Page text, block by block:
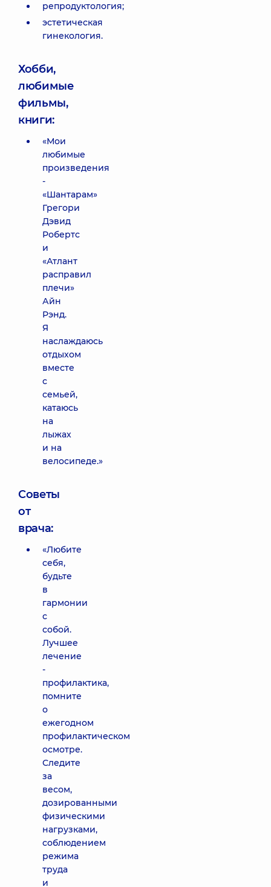
репродуктология;
эстетическая
гинекология.
Хобби,
любимые
фильмы,
книги:
«Мои
любимые
произведения
-
«Шантарам»
Грегори
Дэвид
Робертс
и
«Атлант
расправил
плечи»
Айн
Рэнд.
Я
наслаждаюсь
отдыхом
вместе
с
семьей,
катаюсь
на
лыжах
и на
велосипеде.»
Советы
от
врача:
«Любите
себя,
будьте
в
гармонии
с
собой.
Лучшее
лечение
-
профилактика,
помните
о
ежегодном
профилактическом
осмотре.
Следите
за
весом,
дозированными
физическими
нагрузками,
соблюдением
режима
труда
и